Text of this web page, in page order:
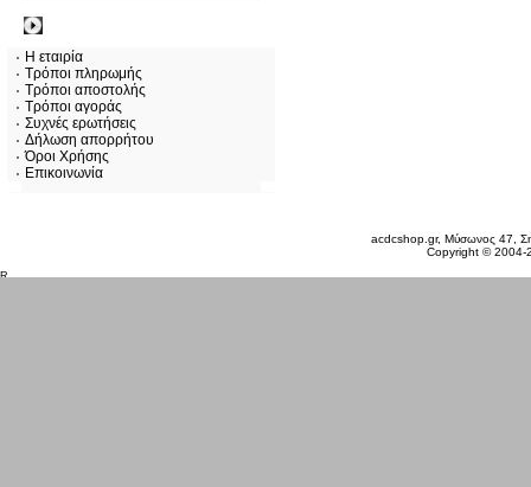
Η εταιρία
Τρόποι πληρωμής
Τρόποι αποστολής
Τρόποι αγοράς
Συχνές ερωτήσεις
Δήλωση απορρήτου
Όροι Χρήσης
Επικοινωνία
acdcshop.gr, Μύσωνος 47,
Copyright ©